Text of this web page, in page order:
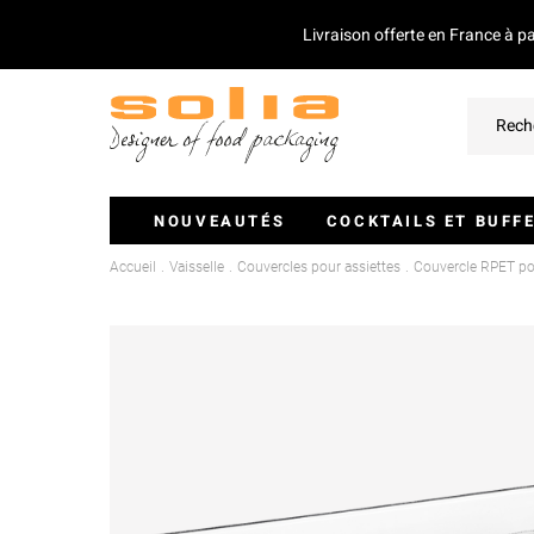
Livraison offerte en France à
NOUVEAUTÉS COCKTAILS ET
Verrines Et Monoportions
Piques Et Mini Couverts
Accueil Vaisselle Couvercles pour assiettes Couvercle RPET